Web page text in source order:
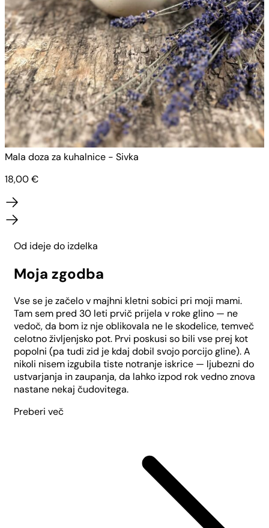
Mala doza za kuhalnice - Sivka
18,00€
Od ideje do izdelka
Moja zgodba
Vse se je začelo v majhni kletni sobici pri moji mami.
Tam sem pred 30 leti prvič prijela v roke glino — ne
vedoč, da bom iz nje oblikovala ne le skodelice, temveč
celotno življenjsko pot. Prvi poskusi so bili vse prej kot
popolni (pa tudi zid je kdaj dobil svojo porcijo gline). A
nikoli nisem izgubila tiste notranje iskrice — ljubezni do
ustvarjanja in zaupanja, da lahko izpod rok vedno znova
nastane nekaj čudovitega.
Preberi več